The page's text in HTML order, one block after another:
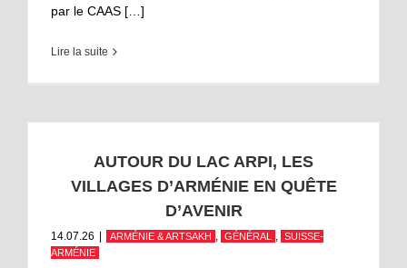
par le CAAS […]
Lire la suite
AUTOUR DU LAC ARPI, LES
VILLAGES D’ARMÉNIE EN QUÊTE
D’AVENIR
14.07.26 ARMÉNIE & ARTSAKH , GÉNÉRAL , SUISSE-
ARMÉNIE